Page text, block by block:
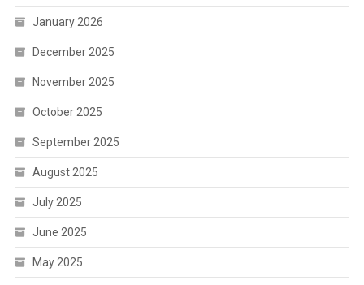
January 2026
December 2025
November 2025
October 2025
September 2025
August 2025
July 2025
June 2025
May 2025